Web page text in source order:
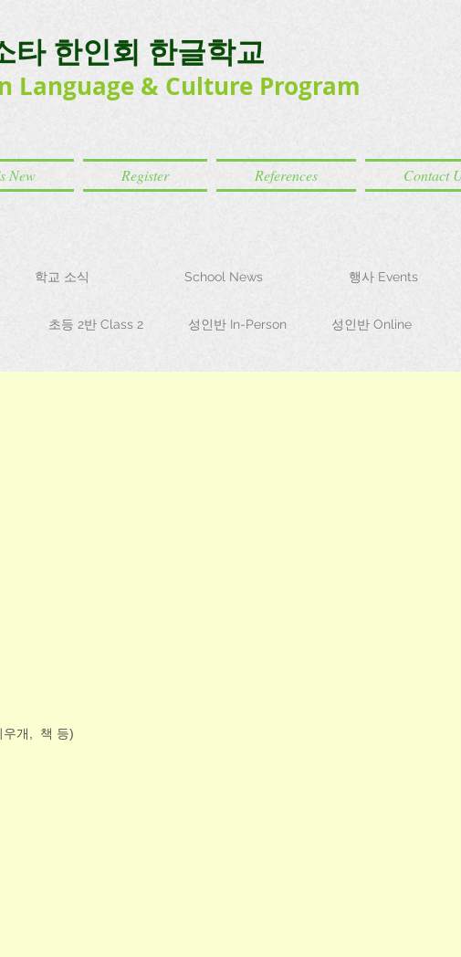
타 한인회 한글학교
Language & Culture Program
New Register References Contact
학교 소식 School News 행사 Events
초등 2반 Class 2 성인반 In-Person 성인반 Online
개,  책 등)